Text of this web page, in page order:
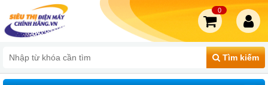
Tìm kiếm
0